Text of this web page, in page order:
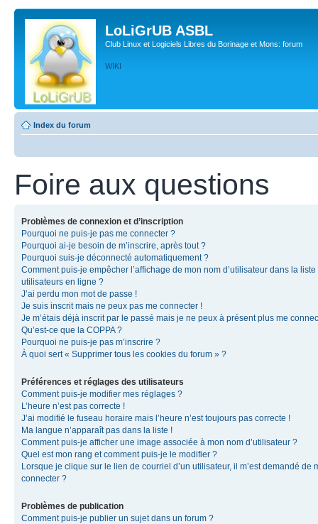
LoLiGrUB ASBL
Club Linux et Logiciels Libres du Borinage et Mons: forum
WIKI
Index du forum
Foire aux questions
Problèmes de connexion et d’inscription
Pourquoi ne puis-je pas me connecter ?
Pourquoi ai-je besoin de m’inscrire, après tout ?
Pourquoi suis-je déconnecté automatiquement ?
Comment puis-je empêcher l’affichage de mon nom d’utilisateur dans la liste
utilisateurs en ligne ?
J’ai perdu mon mot de passe !
Je suis inscrit mais ne peux pas me connecter !
Je m’étais déjà inscrit par le passé mais je ne peux à présent plus me
Qu’est-ce que la COPPA ?
Pourquoi ne puis-je pas m’inscrire ?
À quoi sert « Supprimer tous les cookies du forum » ?
Préférences et réglages des utilisateurs
Comment puis-je modifier mes réglages ?
L’heure n’est pas correcte !
J’ai modifié le fuseau horaire mais l’heure n’est toujours pas correcte !
Ma langue n’apparaît pas dans la liste !
Comment puis-je afficher une image associée à mon nom d’utilisateur ?
Quel est mon rang et comment puis-je le modifier ?
Lorsque je clique sur le lien de courriel d’un utilisateur, il m’est demandé de
connecter ?
Problèmes de publication
Comment puis-je publier un sujet dans un forum ?